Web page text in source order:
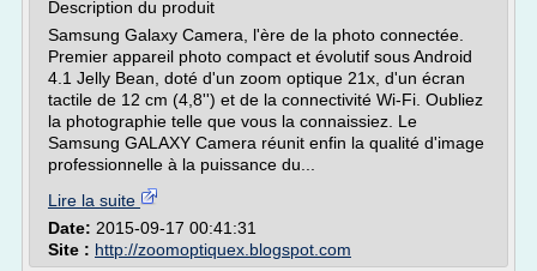
Description du produit
Samsung Galaxy Camera, l'ère de la photo connectée.
Premier appareil photo compact et évolutif sous Android
4.1 Jelly Bean, doté d'un zoom optique 21x, d'un écran
tactile de 12 cm (4,8'') et de la connectivité Wi-Fi. Oubliez
la photographie telle que vous la connaissiez. Le
Samsung GALAXY Camera réunit enfin la qualité d'image
professionnelle à la puissance du...
Lire la suite
Date: 2015-09-17 00:41:31
Site : http://zoomoptiquex.blogspot.com